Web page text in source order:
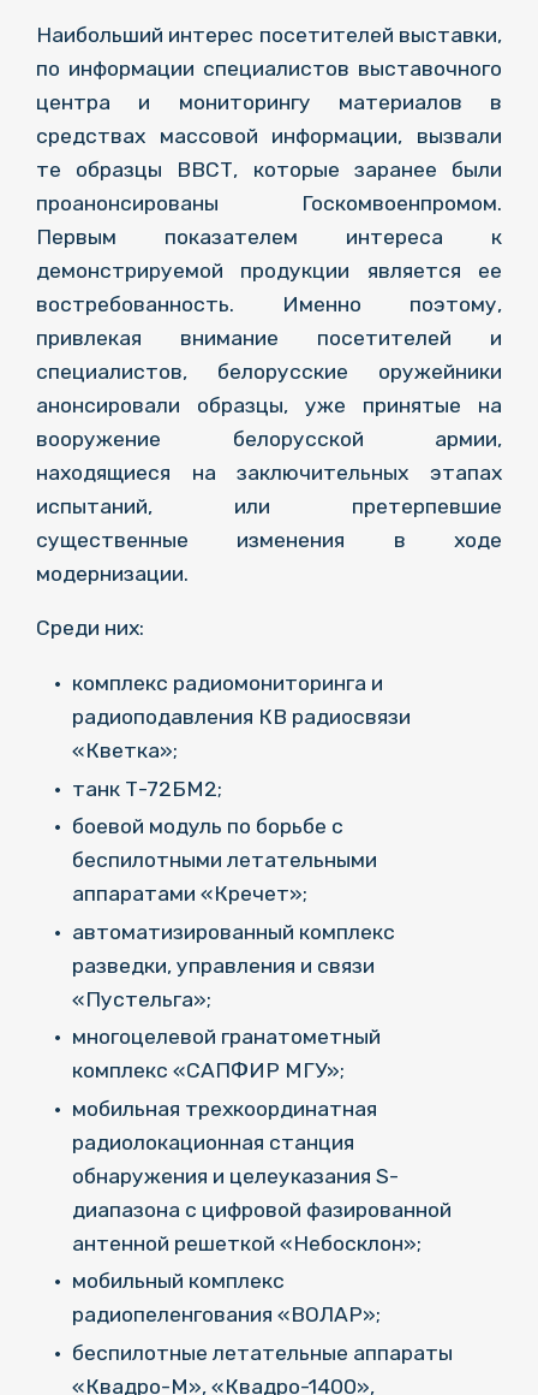
Наибольший интерес посетителей выставки,
по информации специалистов выставочного
центра и мониторингу материалов в
средствах массовой информации, вызвали
те образцы ВВСТ, которые заранее были
проанонсированы Госкомвоенпромом.
Первым показателем интереса к
демонстрируемой продукции является ее
востребованность. Именно поэтому,
привлекая внимание посетителей и
специалистов, белорусские оружейники
анонсировали образцы, уже принятые на
вооружение белорусской армии,
находящиеся на заключительных этапах
испытаний, или претерпевшие
существенные изменения в ходе
модернизации.
Среди них:
комплекс радиомониторинга и
радиоподавления КВ радиосвязи
«Кветка»;
танк Т-72БМ2;
боевой модуль по борьбе с
беспилотными летательными
аппаратами «Кречет»;
автоматизированный комплекс
разведки, управления и связи
«Пустельга»;
многоцелевой гранатометный
комплекс «САПФИР МГУ»;
мобильная трехкоординатная
радиолокационная станция
обнаружения и целеуказания S-
диапазона с цифровой фазированной
антенной решеткой «Небосклон»;
мобильный комплекс
радиопеленгования «ВОЛАР»;
беспилотные летательные аппараты
«Квадро-М», «Квадро-1400»,